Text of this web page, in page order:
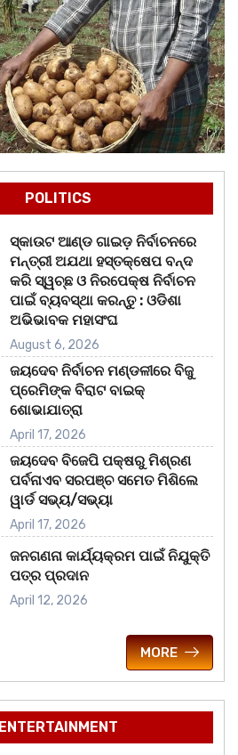
POLITICS
ସ୍କାଉଟ ଆଣ୍ଡ ଗାଇଡ଼ ନିର୍ବାଚନରେ
ମନ୍ତ୍ରୀ ଅଯଥା ହସ୍ତକ୍ଷେପ ବନ୍ଦ
କରି ସ୍ୱଚ୍ଛ ଓ ନିରପେକ୍ଷ ନିର୍ବାଚନ
ପାଇଁ ବ୍ୟବସ୍ଥା କରନ୍ତୁ : ଓଡିଶା
ଅଭିଭାବକ ମହାସଂଘ
August 6, 2026
ଜୟଦେବ ନିର୍ବାଚନ ମଣ୍ଡଳୀରେ ବିଜୁ
ପ୍ରେମିଙ୍କ ବିରାଟ ବାଇକ୍
ଶୋଭାଯାତ୍ରା
April 17, 2026
ଜୟଦେବ ବିଜେପି ପକ୍ଷରୁ ମିଶ୍ରଣ
ପର୍ବନାଏବ ସରପଞ୍ଚ ସମେତ ମିଶିଲେ
ୱାର୍ଡ ସଭ୍ୟ/ସଭ୍ୟା
April 17, 2026
ଜନଗଣନା କାର୍ଯ୍ୟକ୍ରମ ପାଇଁ ନିଯୁକ୍ତି
ପତ୍ର ପ୍ରଦାନ
April 12, 2026
MORE
ENTERTAINMENT